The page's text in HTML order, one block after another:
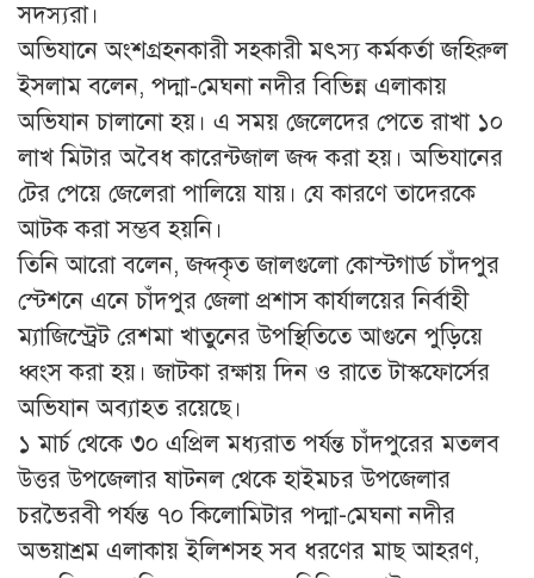
সদস্যরা।
অভিযানে অংশগ্রহনকারী সহকারী মৎস্য কর্মকর্তা জহিরুল
ইসলাম বলেন, পদ্মা-মেঘনা নদীর বিভিন্ন এলাকায়
অভিযান চালানো হয়। এ সময় জেলেদের পেতে রাখা ১০
লাখ মিটার অবৈধ কারেন্টজাল জব্দ করা হয়। অভিযানের
টের পেয়ে জেলেরা পালিয়ে যায়। যে কারণে তাদেরকে
আটক করা সম্ভব হয়নি।
তিনি আরো বলেন, জব্দকৃত জালগুলো কোস্টগার্ড চাঁদপুর
স্টেশনে এনে চাঁদপুর জেলা প্রশাস কার্যালয়ের নির্বাহী
ম্যাজিস্ট্রেট রেশমা খাতুনের উপস্থিতিতে আগুনে পুড়িয়ে
ধ্বংস করা হয়। জাটকা রক্ষায় দিন ও রাতে টাস্কফোর্সের
অভিযান অব্যাহত রয়েছে।
১ মার্চ থেকে ৩০ এপ্রিল মধ্যরাত পর্যন্ত চাঁদপুরের মতলব
উত্তর উপজেলার ষাটনল থেকে হাইমচর উপজেলার
চরভৈরবী পর্যন্ত ৭০ কিলোমিটার পদ্মা-মেঘনা নদীর
অভয়াশ্রম এলাকায় ইলিশসহ সব ধরণের মাছ আহরণ,